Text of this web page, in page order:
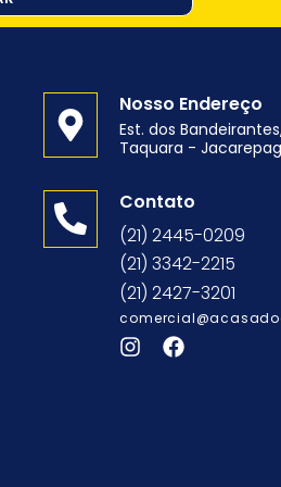
Nosso Endereço
Est. dos
Taquara -
Contato
(21) 2445-0209
(21) 3342-2215
(21) 2427-3201